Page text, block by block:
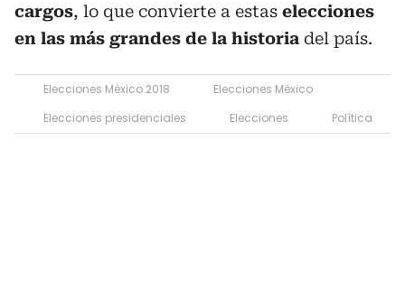
cargos, lo que convierte a estas elecciones
en las más grandes de la historia del país.
Elecciones México 2018
Elecciones México
Elecciones presidenciales
Elecciones Política